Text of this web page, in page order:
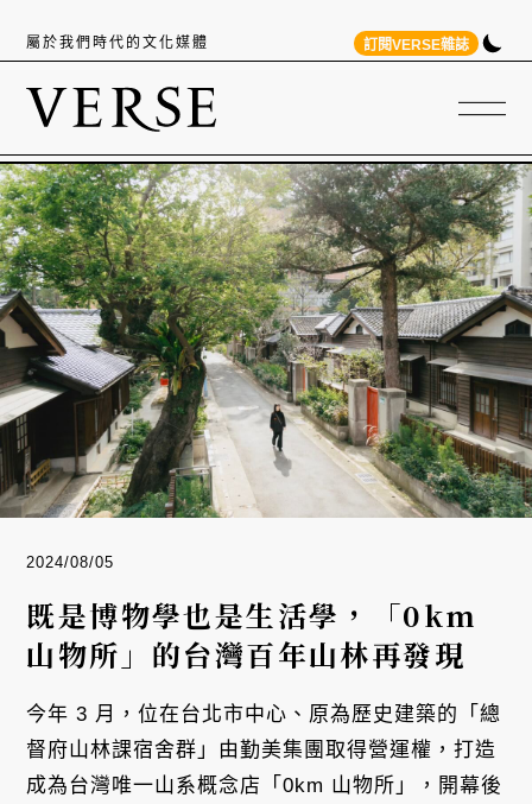
屬於我們時代的文化媒體 訂閱VERSE雜誌
2024/08/05
既是博物學也是生活學，「0km
山物所」的台灣百年山林再發現
今年 3 月，位在台北市中心、原為歷史建築的「總
督府山林課宿舍群」由勤美集團取得營運權，打造
成為台灣唯一山系概念店「0km 山物所」，開幕後